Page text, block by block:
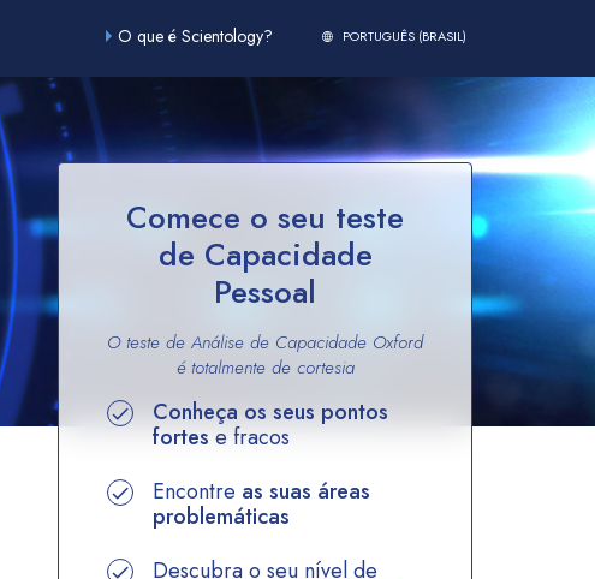
O que é Scientology? PORTUGUÊS (BRASIL)
Comece o seu teste
de Capacidade
Pessoal
O teste de Análise de Capacidade Oxford
é totalmente de cortesia
Conheça os seus pontos
fortes e fracos
Encontre as suas áreas
problemáticas
Descubra o seu nível de